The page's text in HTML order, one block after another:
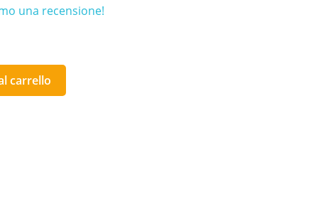
una recensione!
carrello